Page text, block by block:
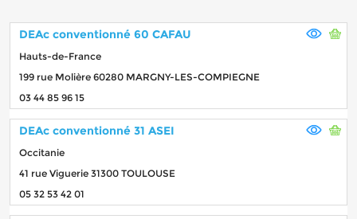
DEAc conventionné 60 CAFAU
Hauts-de-France
199 rue Molière 60280 MARGNY-LES-COMPIEGNE
03 44 85 96 15
DEAc conventionné 31 ASEI
Occitanie
41 rue Viguerie 31300 TOULOUSE
05 32 53 42 01